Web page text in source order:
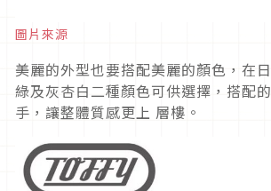
圖片來源
美麗的外型也要搭配美麗的顏色，在
綠及灰杏白二種顏色可供選擇，搭配
手，讓整體質感更上 層樓。